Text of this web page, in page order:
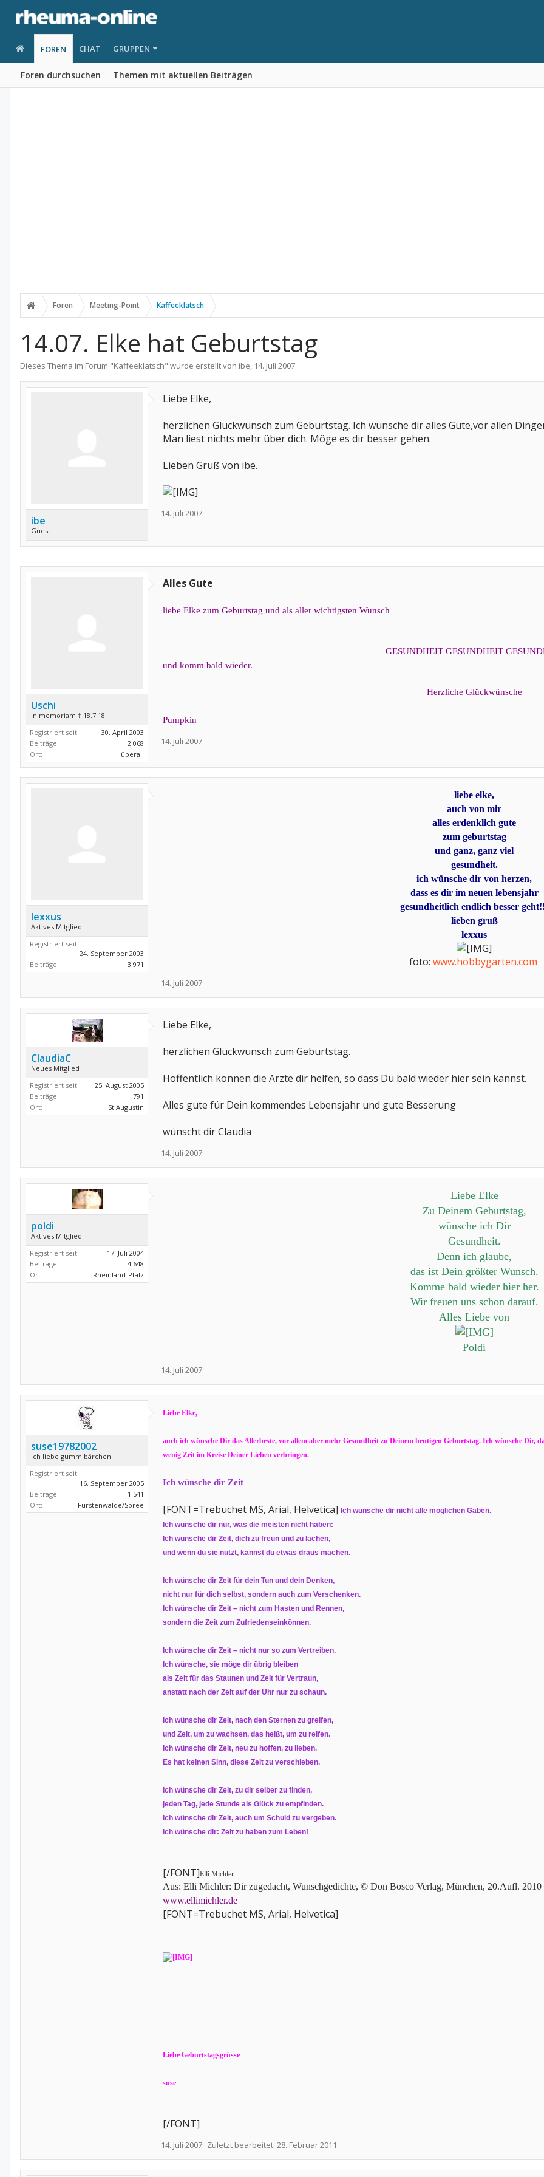
FOREN
Foren durchsuchen Themen mit aktuellen Beiträgen
CHAT GRUPPEN
Foren Meeting-Point Kaffeeklatsch
14.07. Elke hat Geburtstag
Dieses Thema im Forum "Kaffeeklatsch" wurde erstellt von ibe, 14. Juli 2007.
ibe
Guest
Liebe Elke,
herzlichen Glückwunsch zum Geburtstag. Ich wünsche dir alles Gute,vor allen
Man liest nichts mehr über dich. Möge es dir besser gehen.
Lieben Gruß von ibe.
14. Juli 2007
Uschi
in memoriam † 18.7.18
Registriert seit:
30. April 2003
Beiträge:
2.068
Ort:
überall
Alles Gute
liebe Elke zum Geburtstag und als aller wichtigsten Wunsch
GESUNDHEIT GESUNDHEIT
und komm bald wieder.
Herzliche Glückwünsche​
Pumpkin
14. Juli 2007
lexxus
Aktives Mitglied
Registriert seit:
24. September 2003
Beiträge:
3.971
liebe elke,
auch von mir
alles erdenklich gute
zum geburtstag
und ganz, ganz viel
gesundheit.
ich wünsche dir von herzen,
dass es dir im neuen lebensjahr
gesundheitlich endlich besser
lieben gruß
lexxus
foto: www.hobbygarten.com
14. Juli 2007
ClaudiaC
Neues Mitglied
Registriert seit:
25. August 2005
Beiträge:
791
Ort:
St.Augustin
Liebe Elke,
herzlichen Glückwunsch zum Geburtstag.
Hoffentlich können die Ärzte dir helfen, so dass Du bald wieder hier sein kannst.
Alles gute für Dein kommendes Lebensjahr und gute Besserung
wünscht dir Claudia
14. Juli 2007
poldi
Aktives Mitglied
Registriert seit:
17. Juli 2004
Beiträge:
4.648
Ort:
Rheinland-Pfalz
Liebe Elke
Zu Deinem Geburtstag,
wünsche ich Dir
Gesundheit.
Denn ich glaube,
das ist Dein größter Wunsch.
Komme bald wieder hier her.
Wir freuen uns schon darauf.
Alles Liebe von
Poldi
14. Juli 2007
suse19782002
ich liebe gummibärchen
Registriert seit:
16. September 2005
Beiträge:
1.541
Ort:
Fürstenwalde/Spree
Liebe Elke,
auch ich wünsche Dir das Allerbeste, vor allem aber mehr Gesundheit zu Deinem heutigen Geburtstag. Ich wünsche Dir,
wenig Zeit im Kreise Deiner Lieben verbringen.
Ich wünsche dir Zeit
[FONT=Trebuchet MS, Arial, Helvetica] Ich wünsche dir nicht alle möglichen Gaben.
Ich wünsche dir nur, was die meisten nicht haben:
Ich wünsche dir Zeit, dich zu freun und zu lachen,
und wenn du sie nützt, kannst du etwas draus machen.
Ich wünsche dir Zeit für dein Tun und dein Denken,
nicht nur für dich selbst, sondern auch zum Verschenken.
Ich wünsche dir Zeit – nicht zum Hasten und Rennen,
sondern die Zeit zum Zufriedenseinkönnen.
Ich wünsche dir Zeit – nicht nur so zum Vertreiben.
Ich wünsche, sie möge dir übrig bleiben
als Zeit für das Staunen und Zeit für Vertraun,
anstatt nach der Zeit auf der Uhr nur zu schaun.
Ich wünsche dir Zeit, nach den Sternen zu greifen,
und Zeit, um zu wachsen, das heißt, um zu reifen.
Ich wünsche dir Zeit, neu zu hoffen, zu lieben.
Es hat keinen Sinn, diese Zeit zu verschieben.
Ich wünsche dir Zeit, zu dir selber zu finden,
jeden Tag, jede Stunde als Glück zu empfinden.
Ich wünsche dir Zeit, auch um Schuld zu vergeben.
Ich wünsche dir: Zeit zu haben zum Leben!
[/FONT]Elli Michler
Aus: Elli Michler: Dir zugedacht, Wunschgedichte, © Don Bosco Verlag, München, 20.Aufl. 2010
www.ellimichler.de
[FONT=Trebuchet MS, Arial, Helvetica]
Liebe Geburtstagsgrüsse
suse
[/FONT]
14. Juli 2007 Zuletzt bearbeitet: 28. Februar 2011